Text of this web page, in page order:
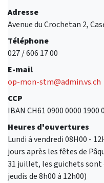
Adresse
Avenue du Crochetan 2,
Téléphone
027 / 606 17 00
E-mail
op-mon-stm@admin.vs.ch
CCP
IBAN CH61 0900 0000 1900
Heures d'ouvertures
Lundi à vendredi 08H00 -
jours après les fêtes de
31 juillet, les guichets
jeudis de 8h00 à 12h00)